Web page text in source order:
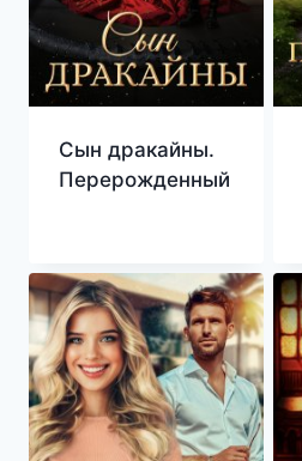
Сын дракайны.
Перерожденный